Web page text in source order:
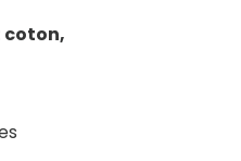
coton,